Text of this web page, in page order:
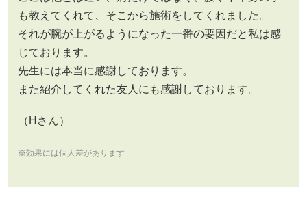
も教えてくれて、そこから施術をしてくれました。
それが腕が上がるようになった一番の要因だと私は感
じております。
先生には本当に感謝しております。
また紹介してくれた友人にも感謝しております。
（Hさん）
※効果には個人差があります